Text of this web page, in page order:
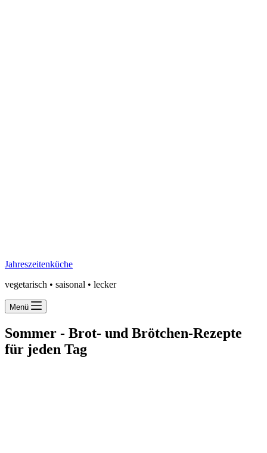
Jahreszeitenküche
vegetarisch • saisonal • lecker
Menü
Sommer - Brot- und Brötchen-Rezepte
für jeden Tag